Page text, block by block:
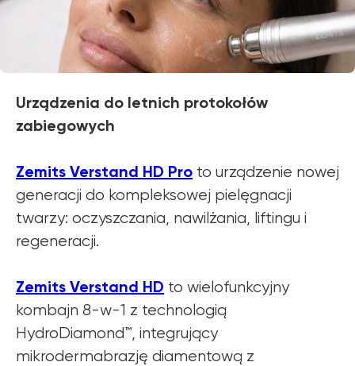
Urządzenia do letnich protokołów
zabiegowych
Zemits Verstand HD Pro to urządzenie nowej
generacji do kompleksowej pielęgnacji
twarzy: oczyszczania, nawilżania, liftingu i
regeneracji.
Zemits Verstand HD to wielofunkcyjny
kombajn 8-w-1 z technologią
HydroDiamond™, integrujący
mikrodermabrazję diamentową z